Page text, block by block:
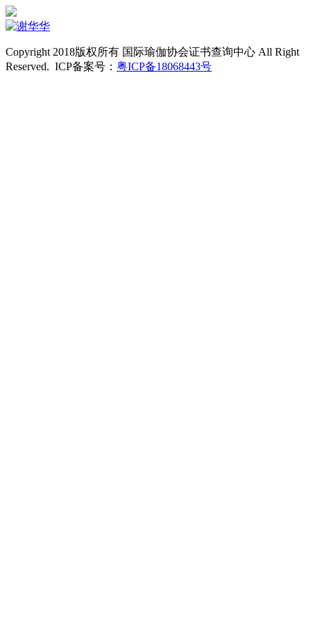
Copyright 2018版权所有 国际瑜伽协会证书查询中心 All Right
Reserved. ICP备案号： 粤ICP备18068443号